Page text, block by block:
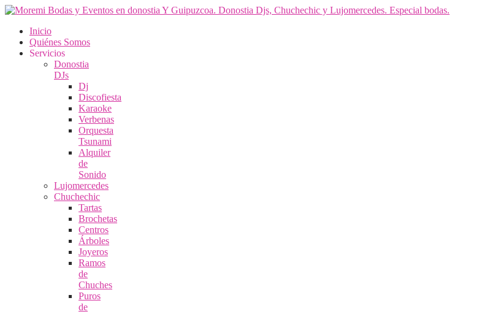
Inicio
Quiénes Somos
Servicios
Donostia
DJs
Dj
Discofiesta
Karaoke
Verbenas
Orquesta
Tsunami
Alquiler
de
Sonido
Lujomercedes
Chuchechic
Tartas
Brochetas
Centros
Árboles
Joyeros
Ramos
de
Chuches
Puros
de